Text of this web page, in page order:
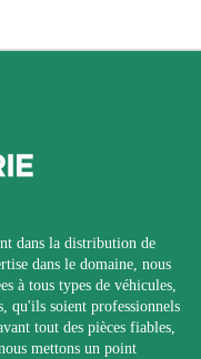
dans la distribution de
dans le domaine, nous
à tous types de véhicules,
qu'ils soient professionnels
tout des pièces fiables,
mettons un point